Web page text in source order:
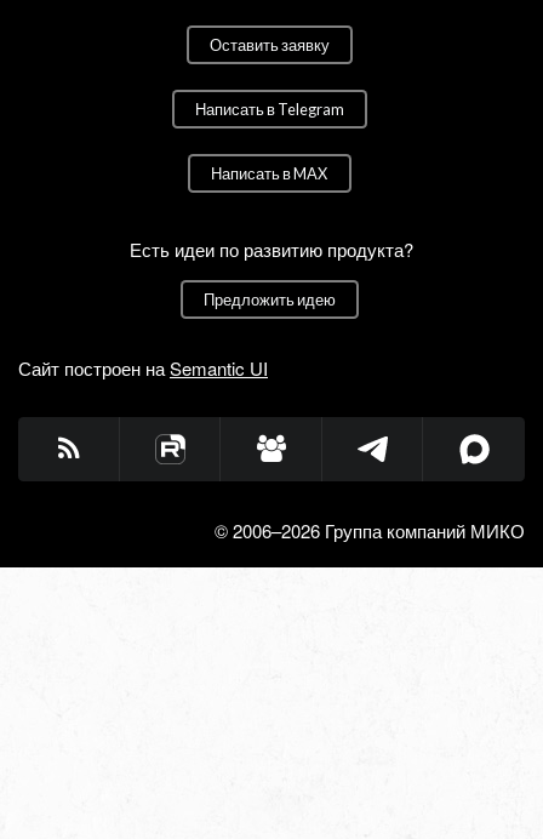
Оставить заявку
Написать в Telegram
Написать в MAX
Есть идеи по развитию продукта?
Предложить идею
Сайт построен наSemantic UI
© 2006–2026 Группа компаний МИКО